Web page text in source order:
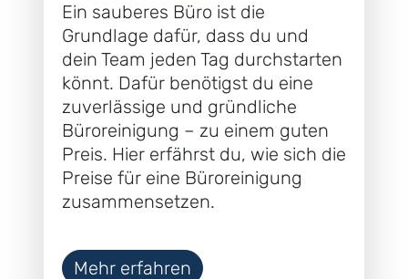
Ein sauberes Büro ist die
Grundlage dafür, dass du und
dein Team jeden Tag durchstarten
könnt. Dafür benötigst du eine
zuverlässige und gründliche
Büroreinigung – zu einem guten
Preis. Hier erfährst du, wie sich die
Preise für eine Büroreinigung
zusammensetzen.
Mehr erfahren